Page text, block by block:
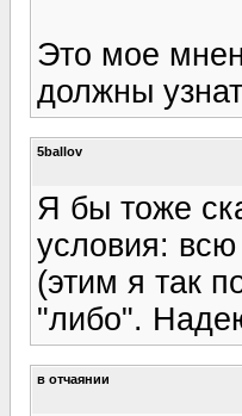
Это мое
должны
5ballov
Я бы тоже
условия: всю
(этим я так
"либо".
в отчаянии